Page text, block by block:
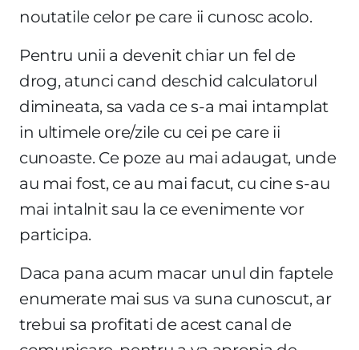
noutatile celor pe care ii cunosc acolo.
Pentru unii a devenit chiar un fel de
drog, atunci cand deschid calculatorul
dimineata, sa vada ce s-a mai intamplat
in ultimele ore/zile cu cei pe care ii
cunoaste. Ce poze au mai adaugat, unde
au mai fost, ce au mai facut, cu cine s-au
mai intalnit sau la ce evenimente vor
participa.
Daca pana acum macar unul din faptele
enumerate mai sus va suna cunoscut, ar
trebui sa profitati de acest canal de